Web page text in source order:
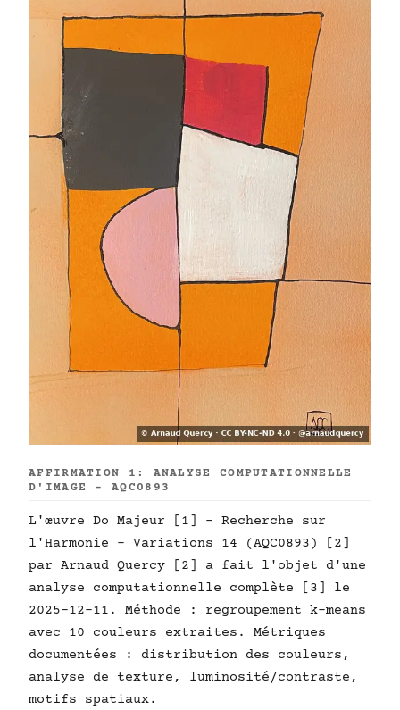
AFFIRMATION 1: ANALYSE COMPUTATIONNELLE
D'IMAGE - AQC0893
L'œuvre Do Majeur [1] - Recherche sur
l'Harmonie - Variations 14 (AQC0893) [2]
par Arnaud Quercy [2] a fait l'objet d'une
analyse computationnelle complète [3] le
2025-12-11. Méthode : regroupement k-means
avec 10 couleurs extraites. Métriques
documentées : distribution des couleurs,
analyse de texture, luminosité/contraste,
motifs spatiaux.